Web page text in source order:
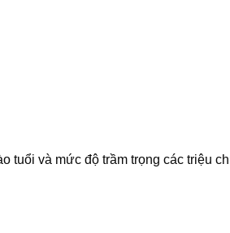
tuổi và mức độ trầm trọng các triệu